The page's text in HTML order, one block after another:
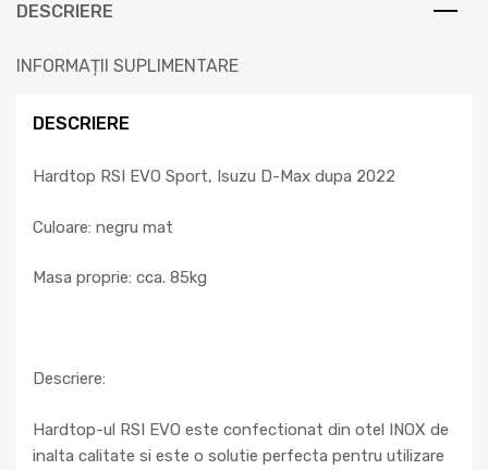
DESCRIERE
INFORMAȚII SUPLIMENTARE
DESCRIERE
Hardtop RSI EVO Sport, Isuzu D-Max dupa 2022
Culoare: negru mat
Masa proprie: cca. 85kg
Descriere:
Hardtop-ul RSI EVO este confectionat din otel INOX de
inalta calitate si este o solutie perfecta pentru utilizare